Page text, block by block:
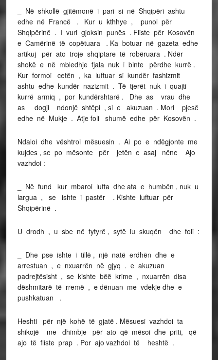
_ Në shkollë gjitëmonë i pari si në Shqipëri ashtu
edhe në Francë . Kur u kthhye , punoi për
Shqipërinë . I vuri gjoksin punës . Fliste për Kosovën
e Camërinë të copëtuara . Ka botuar në gazeta edhe
artikuj për ato troje shqiptare të robëruara . Ndër
shokë e në mbledhje fjala nuk i binte përdhe kurrë .
Kur formoi cetën , ka luftuar si kundër fashizmit
ashtu edhe kundër nazizmit . Të tjerët nuk i quajti
kurrë armiq , por kundërshtarë . Dhe as vrau dhe
as dogji ndonjë shtëpi , si e akuzuan . Mori pjesë
edhe në Mukje . Atje foli shumë edhe për Kosovën .
Ndaloi dhe vështroi mësuesin . Ai po e ndëgjonte me
kujdes , se po mësonte për jetën e asaj nëne Ajo
vazhdoi :
_ Në fund kur mbaroi lufta dhe ata e humbën , nuk u
largua , se ishte i pastër . Kishte luftuar për
Shqipërinë .
U drodh , u sbe në fytyrë , sytë iu skuqën dhe foli :
_ Dhe pse ishte i tillë , një natë erdhën dhe e
arrestuan , e nxuarrën në gjyq . e akuzuan
padrejtësisht , se kishte bëë krime , nxuarrën disa
dëshmitarë të rremë , e dënuan me vdekje dhe e
pushkatuan .
Heshti për një kohë të gjatë . Mësuesi vazhdoi ta
shikojë me dhimbje për ato që mësoi dhe priti, që
ajo të fliste prap . Por ajo vazhdoi të heshtë .